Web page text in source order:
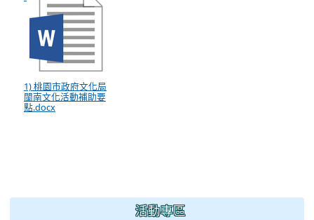
1) 桃園市政府文化局
閩南文化活動補助要
點.docx
活動專區